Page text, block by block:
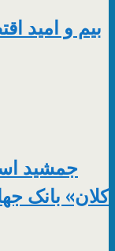
بیم و امید
جمشید
کلان» بانک